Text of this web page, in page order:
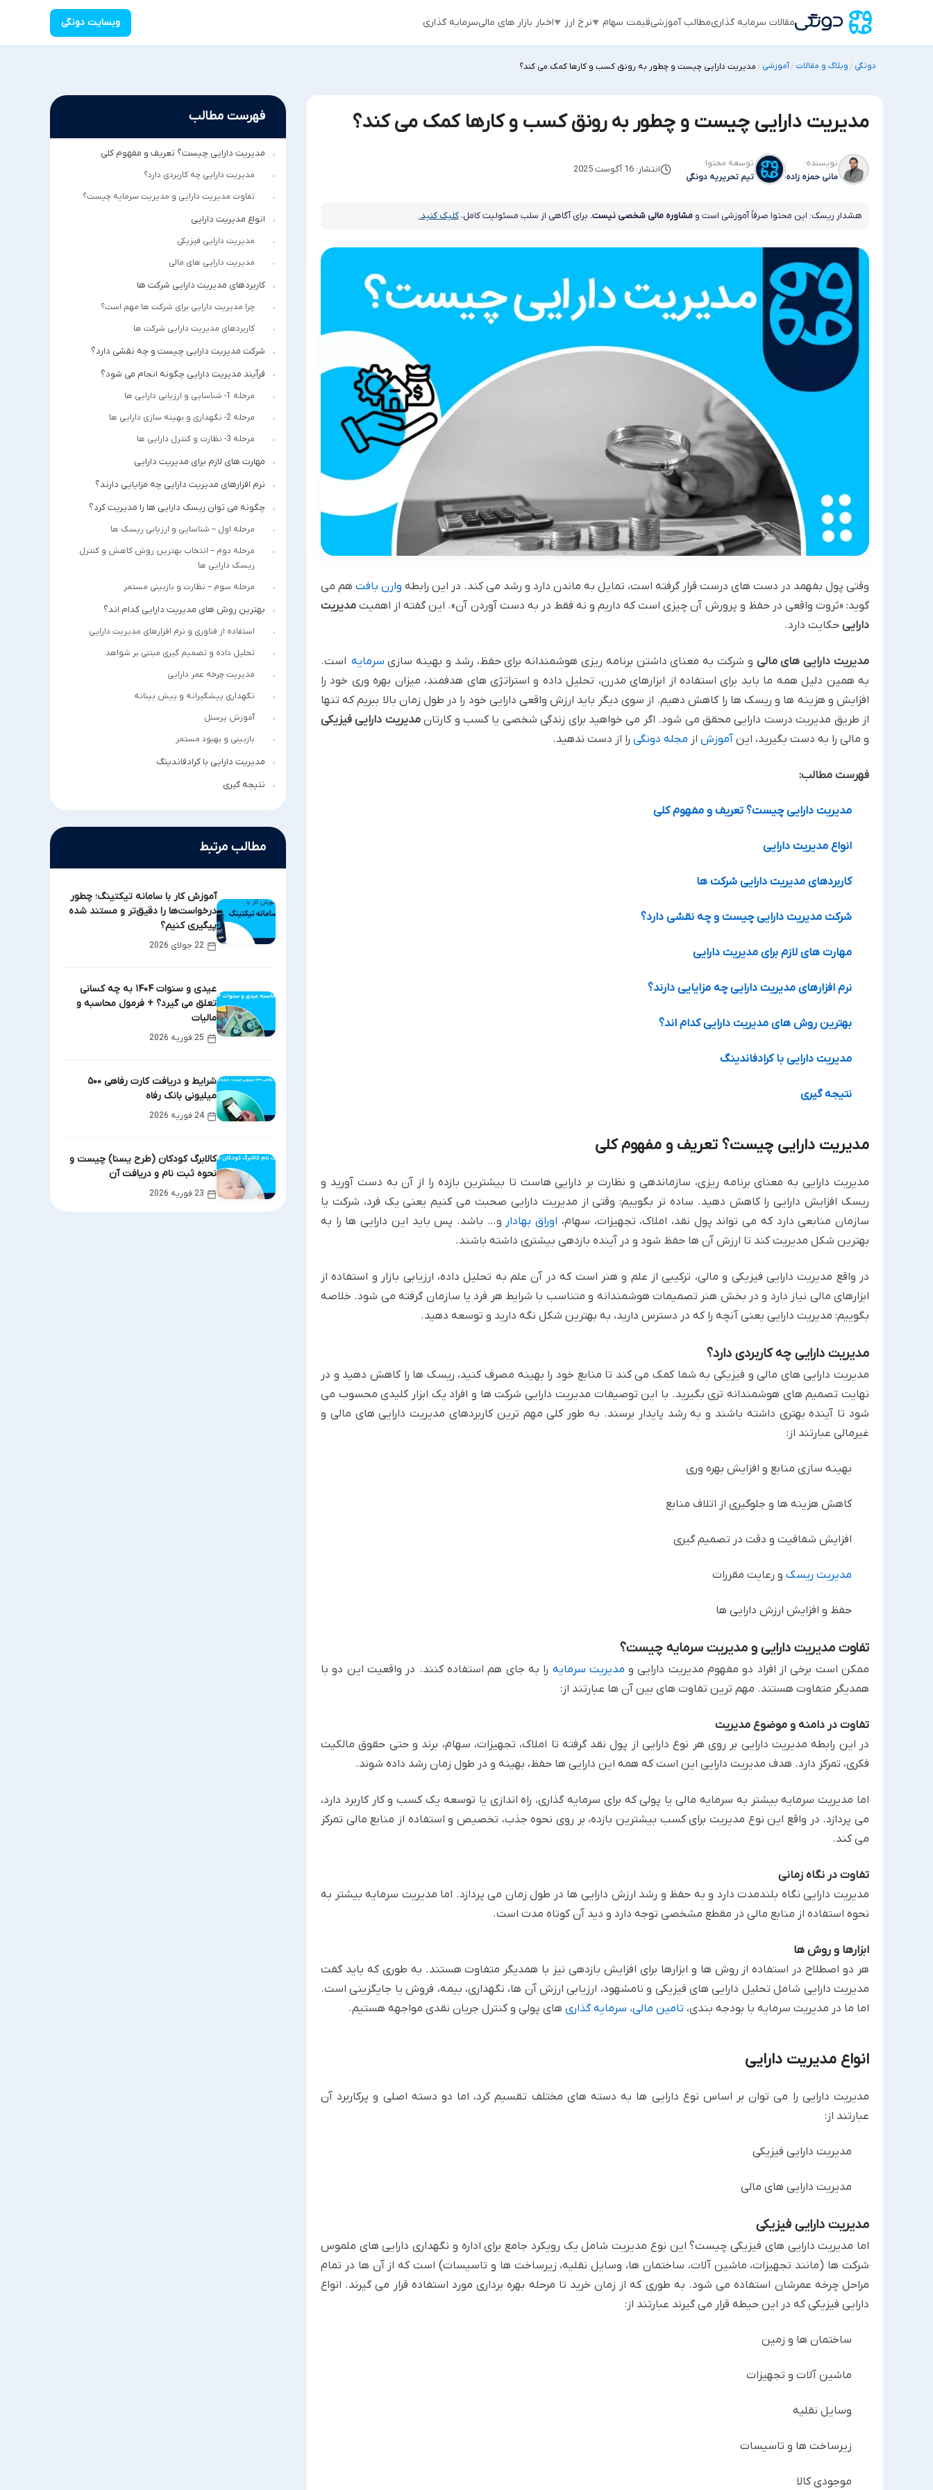
مقالات سرمایه گذاریمطالب آموزشیقیمت سهام نرخ ارز اخبار بازار های مالیسرمایه گذاری وبسایت دونگی
دونگی /وبلاگ و مقالات /آموزشی /مدیریت دارایی چیست و چطور به رونق کسب و کارها کمک می کند؟
مدیریت دارایی چیست و چطور به رونق کسب و کارها کمک می کند؟
نویسنده:
مانی حمزه زاده
توسعه محتوا:
تیم تحریریه دونگی
انتشار: 16 آگوست 2025
هشدار ریسک: این محتوا صرفاً آموزشی است و مشاوره مالی شخصی نیست. برای آگاهی از سلب مسئولیت کامل، کلیک کنید.
وقتی پول بفهمد در دست های درست قرار گرفته است، تمایل به ماندن دارد و رشد می کند. در این رابطه وارن بافت هم ‏می
گوید: «ثروت واقعی در حفظ و پرورش آن چیزی است که داریم و نه فقط در به دست آوردن آن». این گفته از ‏اهمیت مدیریت
دارایی حکایت دارد. ‏
مدیریت دارایی های مالی و شرکت ‏به معنای داشتن برنامه ریزی هوشمندانه برای حفظ، رشد و بهینه سازی سرمایه است.
به ‏همین دلیل همه ما باید برای استفاده از ابزارهای مدرن، تحلیل داده و استراتژی های هدفمند، میزان بهره وری خود را
افزایش ‏و هزینه ها و ریسک ها را کاهش دهیم. از سوی دیگر باید ارزش واقعی دارایی خود را در طول زمان بالا ببریم که تنها
از طریق ‏مدیریت درست دارایی محقق می شود. اگر می خواهید برای زندگی شخصی یا کسب و کارتانمدیریت دارایی فیزیکی
و مالی را ‏به دست بگیرید، این آموزش از مجله دونگی را از دست ندهید.‏
فهرست مطالب:
مدیریت دارایی چیست؟ تعریف و مفهوم کلی
انواع مدیریت دارایی
کاربردهای مدیریت دارایی شرکت ها
شرکت مدیریت دارایی چیست و چه نقشی دارد؟
مهارت های لازم برای مدیریت دارایی
نرم افزارهای مدیریت دارایی چه مزایایی دارند؟
بهترین روش های مدیریت دارایی کدام اند؟
مدیریت دارایی با کرادفاندینگ
نتیجه گیری
مدیریت دارایی چیست؟ تعریف و مفهوم کلی
مدیریت دارایی به معنای برنامه ریزی، سازماندهی و نظارت بر دارایی هاست تا ‏بیشترین بازده را از آن به دست آورید و
ریسک افزایش دارایی را کاهش دهید. ساده تر بگوییم: وقتی از مدیریت دارایی صحبت می کنیم یعنی یک فرد، شرکت یا
سازمان منابعی دارد که می تواند پول ‏نقد، املاک، تجهیزات، سهام، اوراق بهادار و… باشد. پس باید این دارایی ها را به
بهترین شکل مدیریت کند تا ارزش آن ها حفظ ‏شود و در آینده بازدهی بیشتری داشته باشند. ‏
در واقع مدیریت دارایی فیزیکی و مالی، ترکیبی از علم و هنر است که در آن علم به تحلیل داده، ارزیابی بازار و استفاده از
ابزارهای مالی نیاز ‏دارد و در بخش هنر تصمیمات هوشمندانه و متناسب با شرایط هر فرد یا سازمان گرفته می شود. خلاصه
بگوییم: مدیریت ‏دارایی یعنی آنچه را که در دسترس دارید، به بهترین شکل نگه دارید و توسعه دهید.‏
مدیریت دارایی چه کاربردی دارد؟
مدیریت دارایی های مالی و فیزیکی به شما کمک می کند تا منابع خود را بهینه ‏مصرف کنید، ریسک ها را کاهش دهید و در
نهایت تصمیم های هوشمندانه تری بگیرید. با این توصیفات مدیریت دارایی شرکت ها و افراد یک ابزار کلیدی محسوب می
شود تا آینده بهتری داشته باشند و به رشد پایدار برسند.‏ به طور کلی مهم ترین کاربردهای مدیریت دارایی های مالی و
غیرمالی عبارتند از:‏
بهینه سازی منابع و افزایش بهره وری
کاهش هزینه ها و جلوگیری از اتلاف منابع
افزایش شفافیت و دقت در تصمیم گیری
مدیریت ریسک و رعایت مقررات
حفظ و افزایش ارزش دارایی ها
تفاوت مدیریت دارایی و مدیریت سرمایه چیست؟
ممکن است برخی از افراد دو مفهوم مدیریت دارایی و مدیریت سرمایه را به جای هم استفاده کنند. در واقعیت این دو با
‏همدیگر متفاوت هستند. مهم ترین تفاوت های بین آن ها عبارتند از:‏
تفاوت در دامنه و موضوع مدیریت
در این رابطه مدیریت دارایی بر روی هر نوع دارایی از پول نقد گرفته تا املاک، تجهیزات، سهام، برند و حتی حقوق مالکیت
‏فکری، تمرکز دارد. هدف مدیریت دارایی این است که همه این دارایی ها حفظ، بهینه و در طول زمان رشد داده شوند.‏
اما مدیریت سرمایه بیشتر به سرمایه مالی یا پولی که برای سرمایه گذاری، راه اندازی یا توسعه یک کسب و کار کاربرد دارد،
‏می پردازد. در واقع این نوع مدیریت برای کسب بیشترین بازده، بر روی نحوه جذب، تخصیص و استفاده از منابع مالی تمرکز
‏می کند.‏
تفاوت در نگاه زمانی
مدیریت دارایی نگاه بلندمدت دارد و به حفظ و رشد ارزش دارایی ها در طول زمان می پردازد. اما مدیریت سرمایه بیشتر به
نحوه ‏استفاده از منابع مالی در مقطع مشخصی توجه دارد و دید آن کوتاه مدت است.‏
ابزارها و روش ها
هر دو اصطلاح در استفاده از روش ها و ابزارها برای افزایش بازدهی نیز با همدیگر متفاوت هستند. به طوری که باید گفت
‏مدیریت دارایی شامل تحلیل دارایی های فیزیکی و نامشهود، ارزیابی ارزش آن ها، نگهداری، بیمه، فروش یا جایگزینی است.
اما ‏ما در مدیریت سرمایه با بودجه بندی، تامین مالی، سرمایه گذاری های پولی و کنترل جریان نقدی مواجهه هستیم.‏
انواع مدیریت دارایی
مدیریت دارایی را می توان بر اساس نوع دارایی ها به دسته های مختلف تقسیم کرد، اما دو دسته اصلی و پرکاربرد آن
عبارتند از:‏
مدیریت دارایی فیزیکی
مدیریت دارایی های مالی
مدیریت دارایی فیزیکی
اما مدیریت دارایی های فیزیکی چیست؟ این نوع مدیریت شامل یک رویکرد جامع برای اداره و ‏نگهداری دارایی های ملموس
شرکت ها (مانند تجهیزات، ماشین آلات، ساختمان ها، وسایل نقلیه، زیرساخت ها و تاسیسات) است ‏که از آن ها در تمام
مراحل چرخه عمرشان استفاده می شود. به طوری که از زمان خرید تا مرحله بهره برداری مورد استفاده ‏قرار می گیرند.‏ انواع
دارایی فیزیکی که در این حیطه قرار می گیرند عبارتند از:‏
ساختمان ها و زمین
ماشین آلات و تجهیزات
وسایل نقلیه
زیرساخت ها و تاسیسات
موجودی کالا
فهرست مطالب
مدیریت دارایی چیست؟ تعریف و مفهوم کلی
مدیریت دارایی چه کاربردی دارد؟
تفاوت مدیریت دارایی و مدیریت سرمایه چیست؟
انواع مدیریت دارایی
مدیریت دارایی فیزیکی
مدیریت دارایی های مالی
کاربردهای مدیریت دارایی شرکت ها
چرا مدیریت دارایی برای شرکت ها مهم است؟
کاربردهای مدیریت دارایی شرکت ها
شرکت مدیریت دارایی چیست و چه نقشی دارد؟
فرآیند مدیریت دارایی چگونه انجام می شود؟
مرحله 1- شناسایی و ارزیابی دارایی ها
مرحله 2- نگهداری و بهینه سازی دارایی ها
مرحله 3- نظارت و کنترل دارایی ها
مهارت های لازم برای مدیریت دارایی
نرم افزارهای مدیریت دارایی چه مزایایی دارند؟
چگونه می توان ریسک دارایی ها را مدیریت کرد؟
مرحله اول – شناسایی و ارزیابی ریسک ها
مرحله دوم – انتخاب بهترین روش کاهش و کنترل
ریسک دارایی ها
مرحله سوم – نظارت و بازبینی مستمر
بهترین روش های مدیریت دارایی کدام اند؟
استفاده از فناوری و نرم افزارهای مدیریت دارایی
تحلیل داده و تصمیم گیری مبتنی بر شواهد
مدیریت چرخه عمر دارایی
نگهداری پیشگیرانه و پیش بینانه
آموزش پرسنل
بازبینی و بهبود مستمر
مدیریت دارایی با کرادفاندینگ
نتیجه گیری
مطالب مرتبط
آموزش کار با سامانه تیکتینگ؛ چطور
درخواست‌ها را دقیق‌تر و مستند شده
پیگیری کنیم؟
22 جولای 2026
عیدی و سنوات ۱۴۰۴ به چه کسانی
تعلق می گیرد؟ + فرمول محاسبه و
مالیات
25 فوریه 2026
شرایط و دریافت کارت رفاهی ۵۰۰
میلیونی بانک رفاه
24 فوریه 2026
کالابرگ کودکان (طرح یسنا) چیست و
نحوه ثبت نام و دریافت آن
23 فوریه 2026